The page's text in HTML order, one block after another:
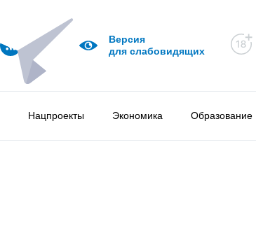
Версия
для слабовидящих
Нацпроекты Экономика Образование